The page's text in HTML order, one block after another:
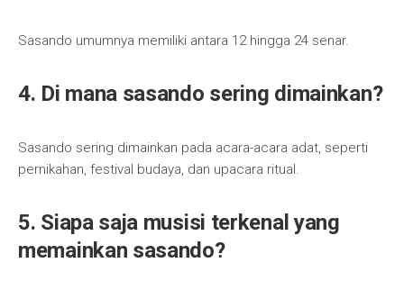
Sasando umumnya memiliki antara 12 hingga 24 senar.
4. Di mana sasando sering dimainkan?
Sasando sering dimainkan pada acara-acara adat, seperti
pernikahan, festival budaya, dan upacara ritual.
5. Siapa saja musisi terkenal yang
memainkan sasando?